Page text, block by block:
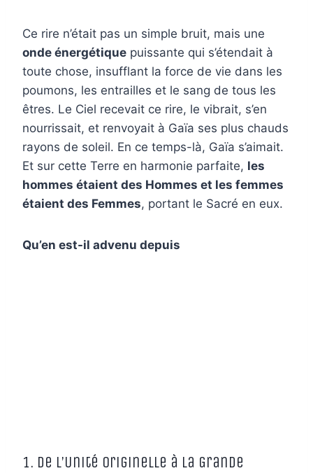
Ce rire n’était pas un simple bruit, mais une
onde énergétique puissante qui s’étendait à
toute chose, insufflant la force de vie dans les
poumons, les entrailles et le sang de tous les
êtres. Le Ciel recevait ce rire, le vibrait, s’en
nourrissait, et renvoyait à Gaïa ses plus chauds
rayons de soleil. En ce temps-là, Gaïa s’aimait.
Et sur cette Terre en harmonie parfaite, les
hommes étaient des Hommes et les femmes
étaient des Femmes, portant le Sacré en eux.
Qu’en est-il advenu depuis
1. De l’Unité Originelle à la Grande